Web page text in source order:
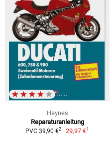
Haynes
Reparaturanleitung
PVC 39,90 €2 29,97 €1